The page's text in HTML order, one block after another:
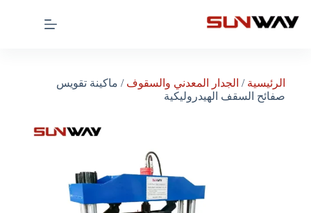
الرئيسية / الجدار المعدني والسقوف / ماكينة تقويس
صفائح السقف الهيدروليكية